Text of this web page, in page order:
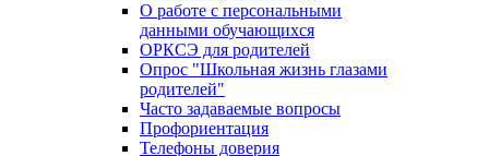
О работе с персональными
данными обучающихся
ОРКСЭ для родителей
Опрос "Школьная жизнь глазами
родителей"
Часто задаваемые вопросы
Профориентация
Телефоны доверия